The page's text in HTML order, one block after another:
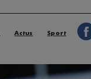
Actus Sport